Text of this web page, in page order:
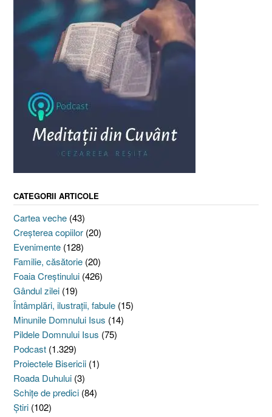
CATEGORII ARTICOLE
Cartea veche (43)
Creşterea copiilor (20)
Evenimente (128)
Familie, căsătorie (20)
Foaia Creştinului (426)
Gândul zilei (19)
Întâmplări, ilustraţii, fabule (15)
Minunile Domnului Isus (14)
Pildele Domnului Isus (75)
Podcast (1.329)
Proiectele Bisericii (1)
Roada Duhului (3)
Schiţe de predici (84)
Ştiri (102)